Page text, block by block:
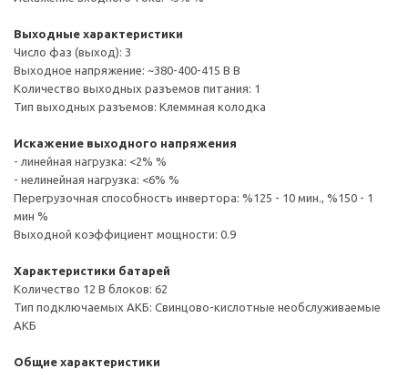
Выходные характеристики
Число фаз (выход): 3
Выходное напряжение: ~380-400-415 В В
Количество выходных разъемов питания: 1
Тип выходных разъемов: Клеммная колодка
Искажение выходного напряжения
- линейная нагрузка: <2% %
- нелинейная нагрузка: <6% %
Перегрузочная способность инвертора: %125 - 10 мин., %150 - 1
мин %
Выходной коэффициент мощности: 0.9
Характеристики батарей
Количество 12 В блоков: 62
Тип подключаемых АКБ: Свинцово-кислотные необслуживаемые
АКБ
Общие характеристики